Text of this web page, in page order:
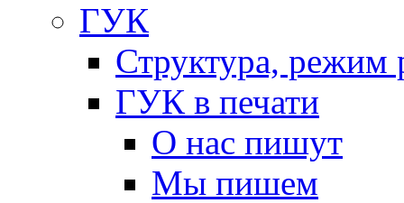
ГУК
Структура, режим
ГУК в печати
О нас пишут
Мы пишем